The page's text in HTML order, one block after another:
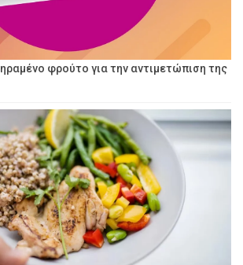
φρούτο για την αντιμετώπιση της